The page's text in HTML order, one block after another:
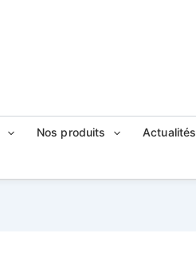
Nos produits Actualités